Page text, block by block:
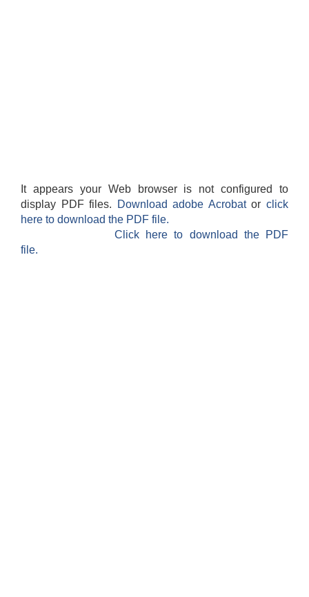
It appears your Web browser is not configured to
display PDF files.
Download adobe Acrobatorclick
here to download the PDF file.
Click here to download the PDF
file.